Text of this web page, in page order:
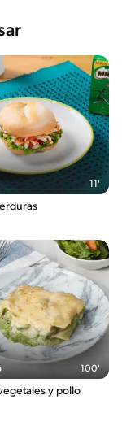
11'
100'
y pollo